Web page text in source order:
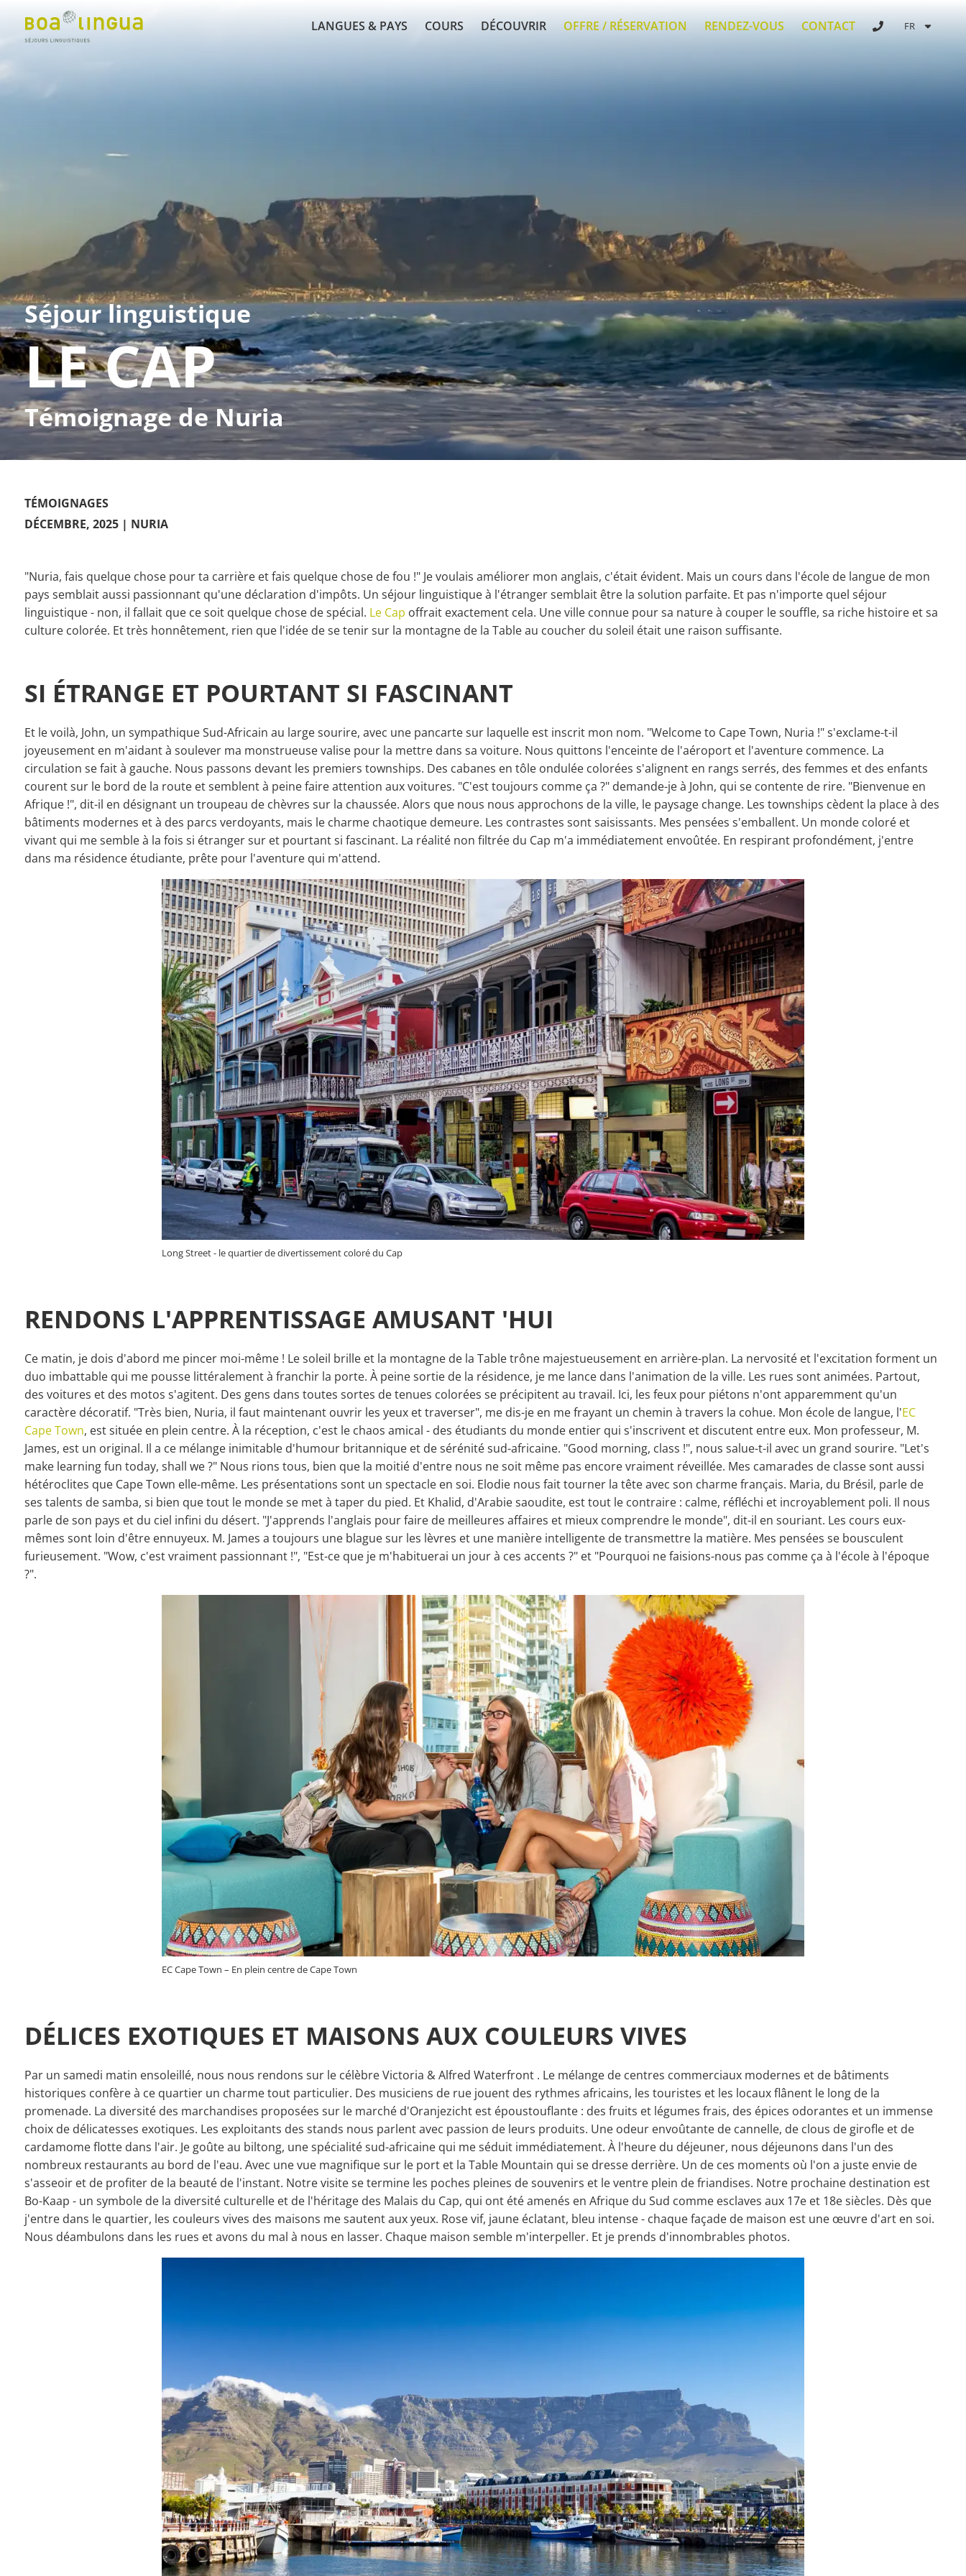
LANGUES & PAYS COURS DÉCOUVRIR OFFRE / RÉSERVATION RENDEZ-VOUS CONTACT FR
Séjour linguistique
LE CAP
Témoignage de Nuria
TÉMOIGNAGES
DÉCEMBRE, 2025 | NURIA
"Nuria, fais quelque chose pour ta carrière et fais quelque chose de fou !" Je voulais améliorer mon anglais, c'était évident. Mais un cours dans l'école de langue de mon
pays semblait aussi passionnant qu'une déclaration d'impôts. Un séjour linguistique à l'étranger semblait être la solution parfaite. Et pas n'importe quel séjour
linguistique - non, il fallait que ce soit quelque chose de spécial. Le Cap offrait exactement cela. Une ville connue pour sa nature à couper le souffle, sa riche histoire et sa
culture colorée. Et très honnêtement, rien que l'idée de se tenir sur la montagne de la Table au coucher du soleil était une raison suffisante.
SI ÉTRANGE ET POURTANT SI FASCINANT
Et le voilà, John, un sympathique Sud-Africain au large sourire, avec une pancarte sur laquelle est inscrit mon nom. "Welcome to Cape Town, Nuria !" s'exclame-t-il
joyeusement en m'aidant à soulever ma monstrueuse valise pour la mettre dans sa voiture. Nous quittons l'enceinte de l'aéroport et l'aventure commence. La
circulation se fait à gauche. Nous passons devant les premiers townships. Des cabanes en tôle ondulée colorées s'alignent en rangs serrés, des femmes et des enfants
courent sur le bord de la route et semblent à peine faire attention aux voitures. "C'est toujours comme ça ?" demande-je à John, qui se contente de rire. "Bienvenue en
Afrique !", dit-il en désignant un troupeau de chèvres sur la chaussée. Alors que nous nous approchons de la ville, le paysage change. Les townships cèdent la place à des
bâtiments modernes et à des parcs verdoyants, mais le charme chaotique demeure. Les contrastes sont saisissants. Mes pensées s'emballent. Un monde coloré et
vivant qui me semble à la fois si étranger sur et pourtant si fascinant. La réalité non filtrée du Cap m'a immédiatement envoûtée. En respirant profondément, j'entre
dans ma résidence étudiante, prête pour l'aventure qui m'attend.
Long Street - le quartier de divertissement coloré du Cap
RENDONS L'APPRENTISSAGE AMUSANT 'HUI
Ce matin, je dois d'abord me pincer moi-même ! Le soleil brille et la montagne de la Table trône majestueusement en arrière-plan. La nervosité et l'excitation forment un
duo imbattable qui me pousse littéralement à franchir la porte. À peine sortie de la résidence, je me lance dans l'animation de la ville. Les rues sont animées. Partout,
des voitures et des motos s'agitent. Des gens dans toutes sortes de tenues colorées se précipitent au travail. Ici, les feux pour piétons n'ont apparemment qu'un
caractère décoratif. "Très bien, Nuria, il faut maintenant ouvrir les yeux et traverser", me dis-je en me frayant un chemin à travers la cohue. Mon école de langue, l'EC
Cape Town, est située en plein centre. À la réception, c'est le chaos amical - des étudiants du monde entier qui s'inscrivent et discutent entre eux. Mon professeur, M.
James, est un original. Il a ce mélange inimitable d'humour britannique et de sérénité sud-africaine. "Good morning, class !", nous salue-t-il avec un grand sourire. "Let's
make learning fun today, shall we ?" Nous rions tous, bien que la moitié d'entre nous ne soit même pas encore vraiment réveillée. Mes camarades de classe sont aussi
hétéroclites que Cape Town elle-même. Les présentations sont un spectacle en soi. Elodie nous fait tourner la tête avec son charme français. Maria, du Brésil, parle de
ses talents de samba, si bien que tout le monde se met à taper du pied. Et Khalid, d'Arabie saoudite, est tout le contraire : calme, réfléchi et incroyablement poli. Il nous
parle de son pays et du ciel infini du désert. "J'apprends l'anglais pour faire de meilleures affaires et mieux comprendre le monde", dit-il en souriant. Les cours eux-
mêmes sont loin d'être ennuyeux. M. James a toujours une blague sur les lèvres et une manière intelligente de transmettre la matière. Mes pensées se bousculent
furieusement. "Wow, c'est vraiment passionnant !", "Est-ce que je m'habituerai un jour à ces accents ?" et "Pourquoi ne faisions-nous pas comme ça à l'école à l'époque
?".
EC Cape Town – En plein centre de Cape Town
DÉLICES EXOTIQUES ET MAISONS AUX COULEURS VIVES
Par un samedi matin ensoleillé, nous nous rendons sur le célèbre Victoria & Alfred Waterfront . Le mélange de centres commerciaux modernes et de bâtiments
historiques confère à ce quartier un charme tout particulier. Des musiciens de rue jouent des rythmes africains, les touristes et les locaux flânent le long de la
promenade. La diversité des marchandises proposées sur le marché d'Oranjezicht est époustouflante : des fruits et légumes frais, des épices odorantes et un immense
choix de délicatesses exotiques. Les exploitants des stands nous parlent avec passion de leurs produits. Une odeur envoûtante de cannelle, de clous de girofle et de
cardamome flotte dans l'air. Je goûte au biltong, une spécialité sud-africaine qui me séduit immédiatement. À l'heure du déjeuner, nous déjeunons dans l'un des
nombreux restaurants au bord de l'eau. Avec une vue magnifique sur le port et la Table Mountain qui se dresse derrière. Un de ces moments où l'on a juste envie de
s'asseoir et de profiter de la beauté de l'instant. Notre visite se termine les poches pleines de souvenirs et le ventre plein de friandises. Notre prochaine destination est
Bo-Kaap - un symbole de la diversité culturelle et de l'héritage des Malais du Cap, qui ont été amenés en Afrique du Sud comme esclaves aux 17e et 18e siècles. Dès que
j'entre dans le quartier, les couleurs vives des maisons me sautent aux yeux. Rose vif, jaune éclatant, bleu intense - chaque façade de maison est une œuvre d'art en soi.
Nous déambulons dans les rues et avons du mal à nous en lasser. Chaque maison semble m'interpeller. Et je prends d'innombrables photos.